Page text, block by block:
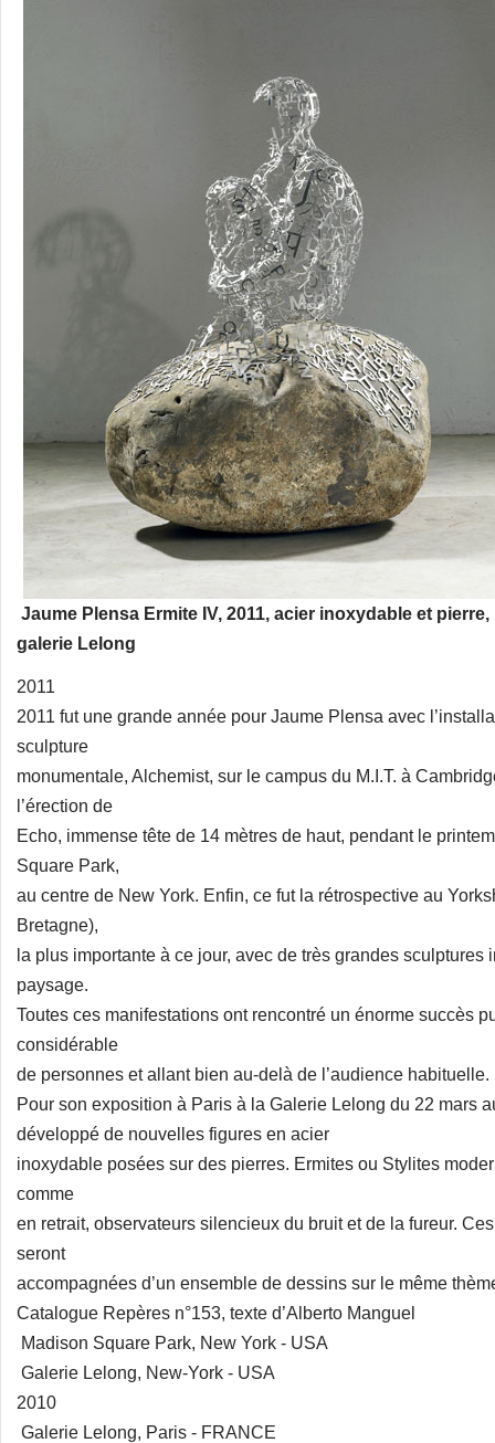
Jaume Plensa Ermite IV, 2011, acier inoxydable et
galerie Lelong
2011
2011 fut une grande année pour Jaume Plensa avec
sculpture
monumentale, Alchemist, sur le campus du M.I.T. à
l’érection de
Echo, immense tête de 14 mètres de haut, pendant le
Square Park,
au centre de New York. Enfin, ce fut la rétrospective au
Bretagne),
la plus importante à ce jour, avec de très grandes
paysage.
Toutes ces manifestations ont rencontré un énorme succès
considérable
de personnes et allant bien au-delà de l’audience habituelle.
Pour son exposition à Paris à la Galerie Lelong du 22 mars
développé de nouvelles figures en acier
inoxydable posées sur des pierres. Ermites ou Stylites
comme
en retrait, observateurs silencieux du bruit et de la fureur.
seront
accompagnées d’un ensemble de dessins sur le même
Catalogue Repères n°153, texte d’Alberto Manguel
Madison Square Park, New York - USA
Galerie Lelong, New-York - USA
2010
Galerie Lelong, Paris - FRANCE